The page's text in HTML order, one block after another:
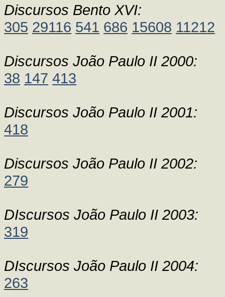
Discursos Bento XVI:
305 29116 541 686 15608 11212
Discursos João Paulo II 2000:
38 147 413
Discursos João Paulo II 2001:
418
Discursos João Paulo II 2002:
279
DIscursos João Paulo II 2003:
319
DIscursos João Paulo II 2004:
263